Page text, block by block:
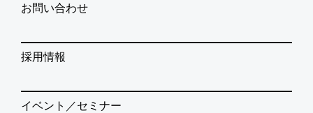
お問い合わせ
採用情報
イベント／セミナー